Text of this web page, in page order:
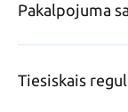
Pakalpojuma
Tiesiskais